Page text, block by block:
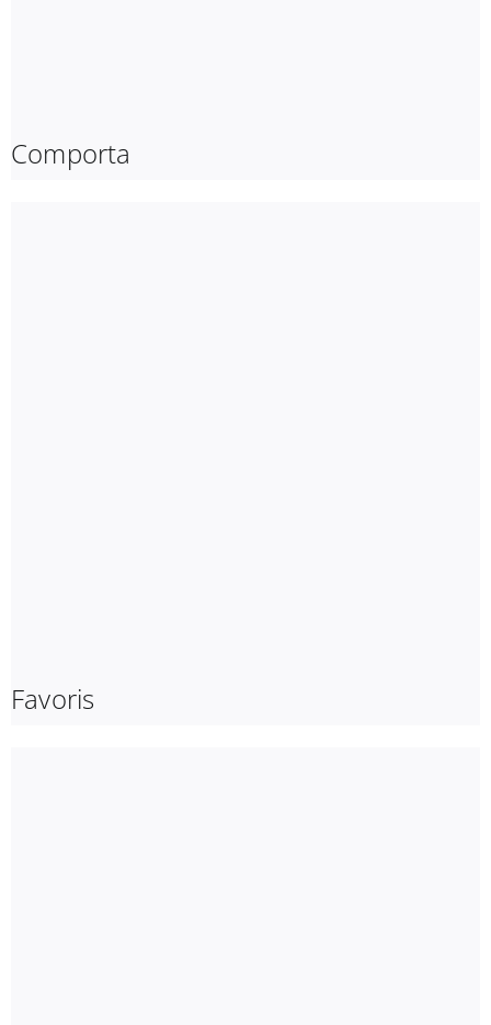
Comporta
Favoris